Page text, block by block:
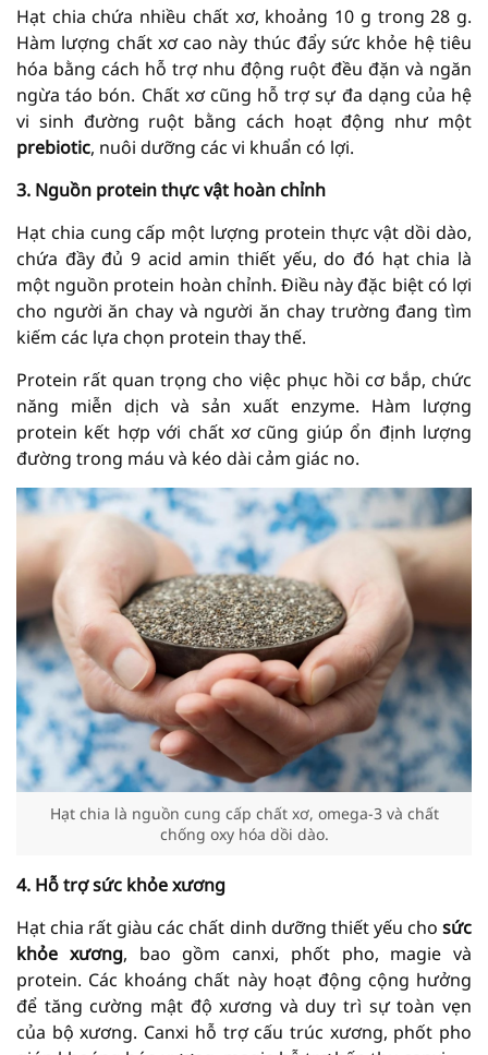
Hạt chia chứa nhiều chất xơ, khoảng 10 g trong 28 g.
Hàm lượng chất xơ cao này thúc đẩy sức khỏe hệ tiêu
hóa bằng cách hỗ trợ nhu động ruột đều đặn và ngăn
ngừa táo bón. Chất xơ cũng hỗ trợ sự đa dạng của hệ
vi sinh đường ruột bằng cách hoạt động như một
prebiotic, nuôi dưỡng các vi khuẩn có lợi.
3. Nguồn protein thực vật hoàn chỉnh
Hạt chia cung cấp một lượng protein thực vật dồi dào,
chứa đầy đủ 9 acid amin thiết yếu, do đó hạt chia là
một nguồn protein hoàn chỉnh. Điều này đặc biệt có lợi
cho người ăn chay và người ăn chay trường đang tìm
kiếm các lựa chọn protein thay thế.
Protein rất quan trọng cho việc phục hồi cơ bắp, chức
năng miễn dịch và sản xuất enzyme. Hàm lượng
protein kết hợp với chất xơ cũng giúp ổn định lượng
đường trong máu và kéo dài cảm giác no.
Hạt chia là nguồn cung cấp chất xơ, omega-3 và chất
chống oxy hóa dồi dào.
4. Hỗ trợ sức khỏe xương
Hạt chia rất giàu các chất dinh dưỡng thiết yếu cho sức
khỏe xương, bao gồm canxi, phốt pho, magie và
protein. Các khoáng chất này hoạt động cộng hưởng
để tăng cường mật độ xương và duy trì sự toàn vẹn
của bộ xương. Canxi hỗ trợ cấu trúc xương, phốt pho